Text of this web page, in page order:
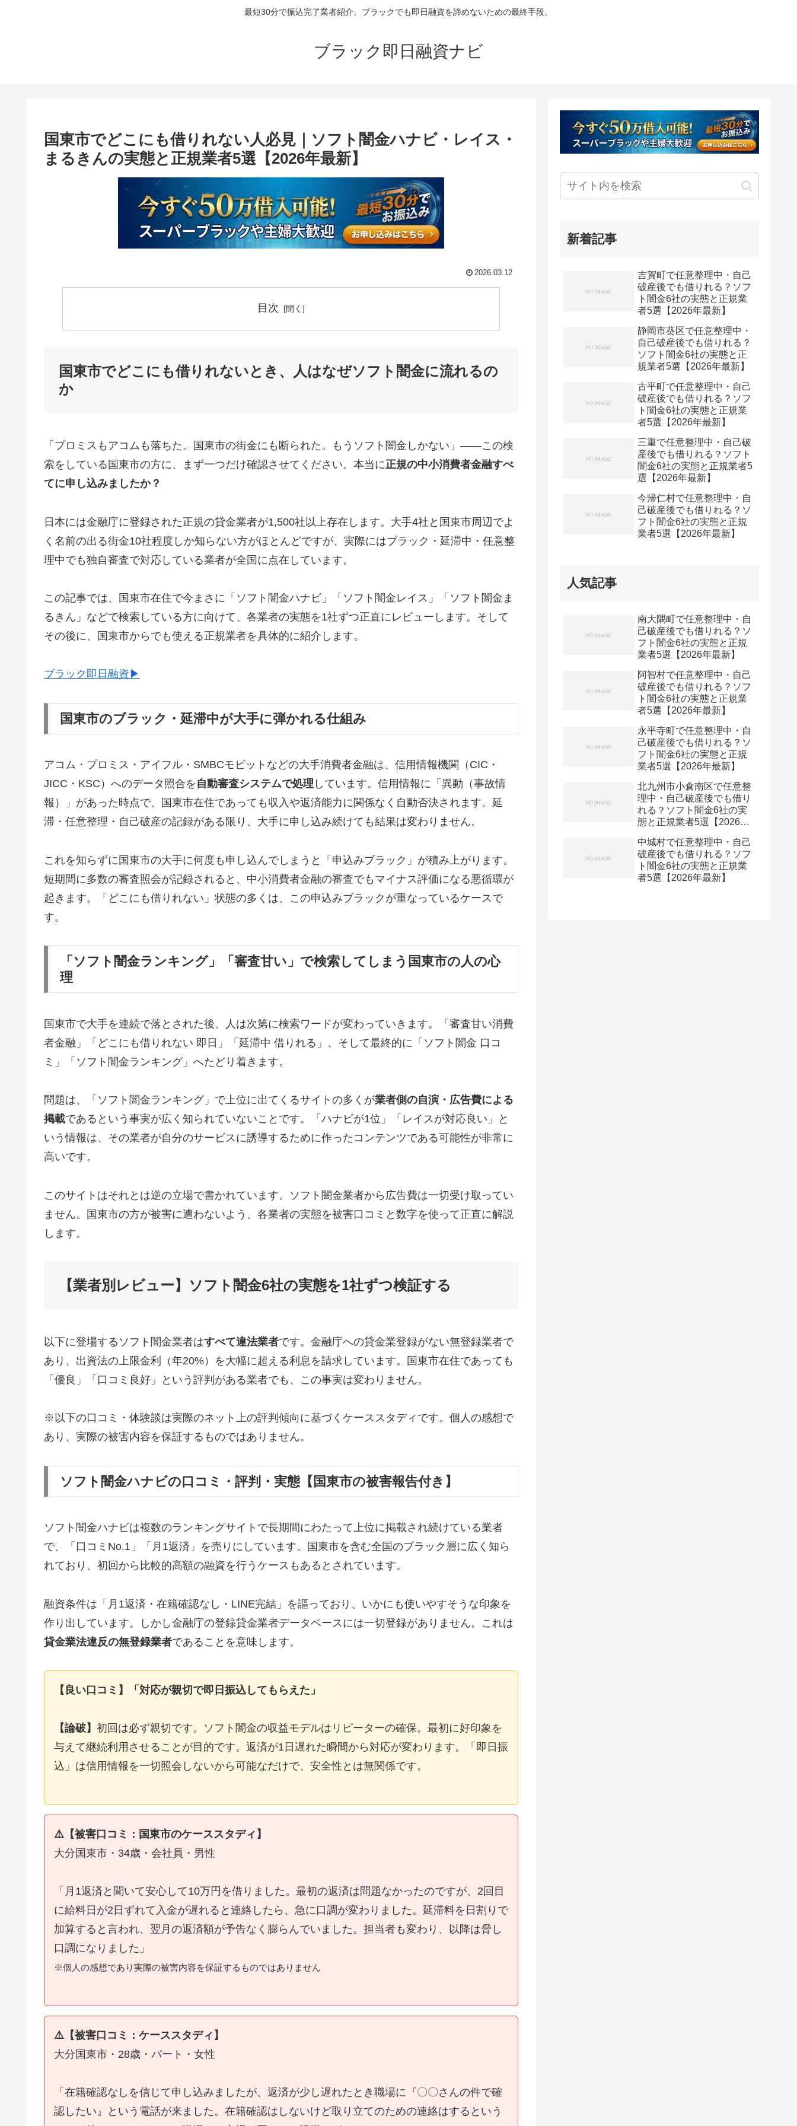
最短30分で振込完了業者紹介。ブラックでも即日融資を諦めないための最終手段。
ブラック即日融資ナビ
国東市でどこにも借りれない人必見｜ソフト闇金ハナビ・レイス・
まるきんの実態と正規業者5選【2026年最新】
2026.03.12
目次
国東市でどこにも借りれないとき、人はなぜソフト闇金に流れるの
か
「プロミスもアコムも落ちた。国東市の街金にも断られた。もうソフト闇金しかない」——この検
索をしている国東市の方に、まず一つだけ確認させてください。本当に正規の中小消費者金融すべ
てに申し込みましたか？
日本には金融庁に登録された正規の貸金業者が1,500社以上存在します。大手4社と国東市周辺でよ
く名前の出る街金10社程度しか知らない方がほとんどですが、実際にはブラック・延滞中・任意整
理中でも独自審査で対応している業者が全国に点在しています。
この記事では、国東市在住で今まさに「ソフト闇金ハナビ」「ソフト闇金レイス」「ソフト闇金ま
るきん」などで検索している方に向けて、各業者の実態を1社ずつ正直にレビューします。そして
その後に、国東市からでも使える正規業者を具体的に紹介します。
ブラック即日融資▶
国東市のブラック・延滞中が大手に弾かれる仕組み
アコム・プロミス・アイフル・SMBCモビットなどの大手消費者金融は、信用情報機関（CIC・
JICC・KSC）へのデータ照合を 自動審査システムで処理 しています。信用情報に「異動（事故情
報）」があった時点で、国東市在住であっても収入や返済能力に関係なく自動否決されます。延
滞・任意整理・自己破産の記録がある限り、大手に申し込み続けても結果は変わりません。
これを知らずに国東市の大手に何度も申し込んでしまうと「申込みブラック」が積み上がります。
短期間に多数の審査照会が記録されると、中小消費者金融の審査でもマイナス評価になる悪循環が
起きます。「どこにも借りれない」状態の多くは、この申込みブラックが重なっているケースで
す。
「ソフト闇金ランキング」「審査甘い」で検索してしまう国東市の人の心
理
国東市で大手を連続で落とされた後、人は次第に検索ワードが変わっていきます。「審査甘い消費
者金融」「どこにも借りれない 即日」「延滞中 借りれる」、そして最終的に「ソフト闇金 口コ
ミ」「ソフト闇金ランキング」へたどり着きます。
問題は、「ソフト闇金ランキング」で上位に出てくるサイトの多くが業者側の自演・広告費による
掲載であるという事実が広く知られていないことです。「ハナビが1位」「レイスが対応良い」と
いう情報は、その業者が自分のサービスに誘導するために作ったコンテンツである可能性が非常に
高いです。
このサイトはそれとは逆の立場で書かれています。ソフト闇金業者から広告費は一切受け取ってい
ません。国東市の方が被害に遭わないよう、各業者の実態を被害口コミと数字を使って正直に解説
します。
【業者別レビュー】ソフト闇金6社の実態を1社ずつ検証する
以下に登場するソフト闇金業者はすべて違法業者です。金融庁への貸金業登録がない無登録業者で
あり、出資法の上限金利（年20%）を大幅に超える利息を請求しています。国東市在住であっても
「優良」「口コミ良好」という評判がある業者でも、この事実は変わりません。
※以下の口コミ・体験談は実際のネット上の評判傾向に基づくケーススタディです。個人の感想で
あり、実際の被害内容を保証するものではありません。
ソフト闇金ハナビの口コミ・評判・実態【国東市の被害報告付き】
ソフト闇金ハナビは複数のランキングサイトで長期間にわたって上位に掲載され続けている業者
で、「口コミNo.1」「月1返済」を売りにしています。国東市を含む全国のブラック層に広く知ら
れており、初回から比較的高額の融資を行うケースもあるとされています。
融資条件は「月1返済・在籍確認なし・LINE完結」を謳っており、いかにも使いやすそうな印象を
作り出しています。しかし金融庁の登録貸金業者データベースには一切登録がありません。これは
貸金業法違反の無登録業者であることを意味します。
【良い口コミ】「対応が親切で即日振込してもらえた」
【論破】 初回は必ず親切です。ソフト闇金の収益モデルはリピーターの確保。最初に好印象を
与えて継続利用させることが目的です。返済が1日遅れた瞬間から対応が変わります。「即日振
込」は信用情報を一切照会しないから可能なだけで、安全性とは無関係です。
⚠️【被害口コミ：国東市のケーススタディ】
大分国東市・34歳・会社員・男性
「月1返済と聞いて安心して10万円を借りました。最初の返済は問題なかったのですが、2回目
に給料日が2日ずれて入金が遅れると連絡したら、急に口調が変わりました。延滞料を日割りで
加算すると言われ、翌月の返済額が予告なく膨らんでいました。担当者も変わり、以降は脅し
口調になりました」
※個人の感想であり実際の被害内容を保証するものではありません
⚠️【被害口コミ：ケーススタディ】
大分国東市・28歳・パート・女性
「在籍確認なしを信じて申し込みましたが、返済が少し遅れたとき職場に『〇〇さんの件で確
認したい』という電話が来ました。在籍確認はしないけど取り立てのための連絡はするという
新着記事
吉賀町で任意整理中・自己
破産後でも借りれる？ソフ
ト闇金6社の実態と正規業
者5選【2026年最新】
静岡市葵区で任意整理中・
自己破産後でも借りれる？
ソフト闇金6社の実態と正
規業者5選【2026年最新】
古平町で任意整理中・自己
破産後でも借りれる？ソフ
ト闇金6社の実態と正規業
者5選【2026年最新】
三重で任意整理中・自己破
産後でも借りれる？ソフト
闇金6社の実態と正規業者5
選【2026年最新】
今帰仁村で任意整理中・自
己破産後でも借りれる？ソ
フト闇金6社の実態と正規
業者5選【2026年最新】
人気記事
南大隅町で任意整理中・自
己破産後でも借りれる？ソ
フト闇金6社の実態と正規
業者5選【2026年最新】
阿智村で任意整理中・自己
破産後でも借りれる？ソフ
ト闇金6社の実態と正規業
者5選【2026年最新】
永平寺町で任意整理中・自
己破産後でも借りれる？ソ
フト闇金6社の実態と正規
業者5選【2026年最新】
北九州市小倉南区で任意整
理中・自己破産後でも借り
れる？ソフト闇金6社の実
態と正規業者5選【2026年
中城村で任意整理中・自己
破産後でも借りれる？ソフ
ト闇金6社の実態と正規業
者5選【2026年最新】